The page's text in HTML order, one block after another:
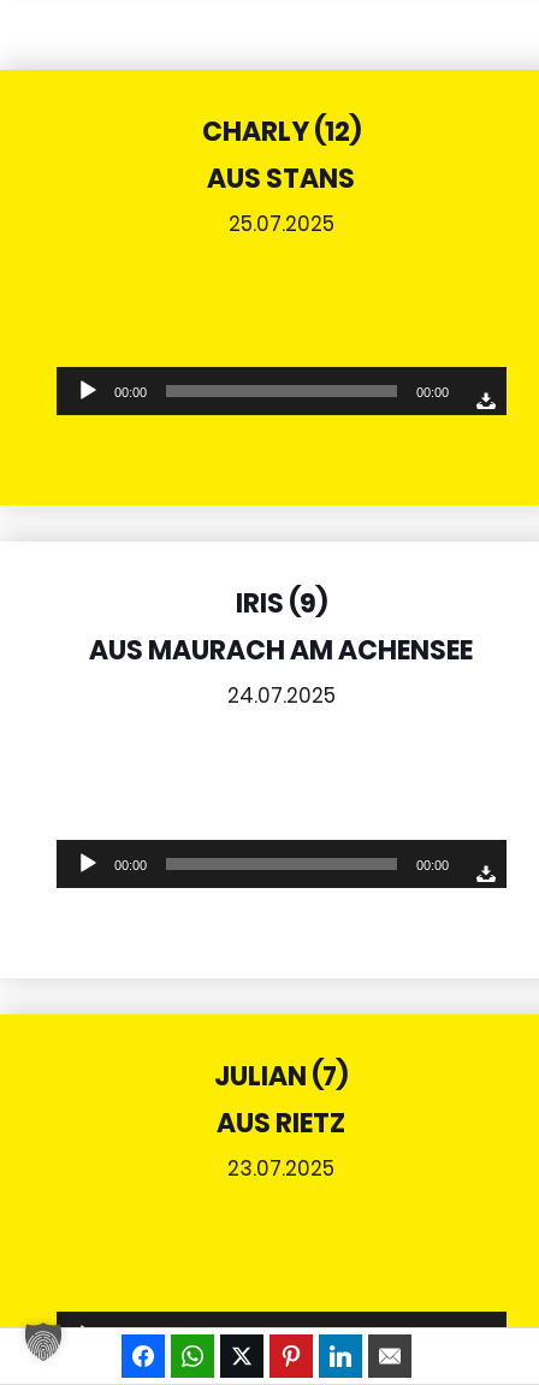
CHARLY (12)
AUS STANS
25.07.2025
Audio-
Player
00:00 00:00
IRIS (9)
AUS MAURACH AM ACHENSEE
24.07.2025
Audio-
Player
00:00 00:00
JULIAN (7)
AUS RIETZ
23.07.2025
Audio-
Player
00:00